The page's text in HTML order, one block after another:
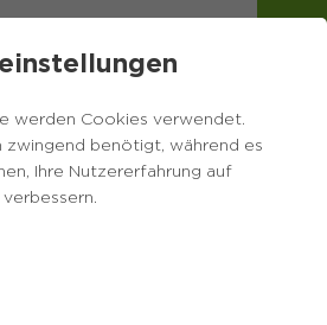
werden Cookies verwendet.
zwingend benötigt, während es
Ihre Nutzererfahrung auf